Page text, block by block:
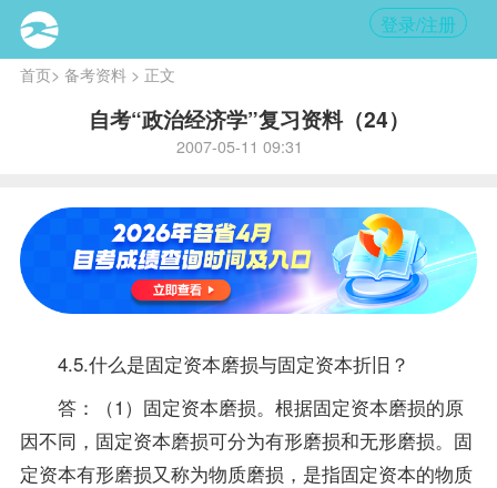
登录/注册
首页> 备考资料> 正文
自考“政治经济学”复习资料（24）
2007-05-11 09:31
4.5.什么是固定资本磨损与固定资本折旧？
答：（1）固定资本磨损。根据固定资本磨损的原
因不同，固定资本磨损可分为有形磨损和无形磨损。固
定资本有形磨损又称为物质磨损，是指固定资本的物质